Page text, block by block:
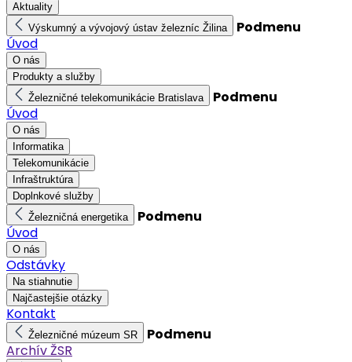
Aktuality
Výskumný a vývojový ústav železníc Žilina
Podmenu
Úvod
O nás
Produkty a služby
Železničné telekomunikácie Bratislava
Podmenu
Úvod
O nás
Informatika
Telekomunikácie
Infraštruktúra
Doplnkové služby
Železničná energetika
Podmenu
Úvod
O nás
Odstávky
Na stiahnutie
Najčastejšie otázky
Kontakt
Železničné múzeum SR
Podmenu
Archív ŽSR